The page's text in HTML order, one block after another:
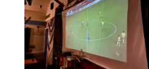
さらに盛り上げられるイベ
ントになるよう努めます。
今後も何卒よろしくお願い
致します！次回のパブリッ